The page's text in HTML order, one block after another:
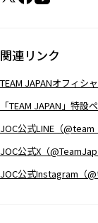
関連リンク
TEAM JAPANオフィシ
「TEAM JAPAN」特設
JOC公式LINE（
JOC公式X（
JOC公式Instagram（